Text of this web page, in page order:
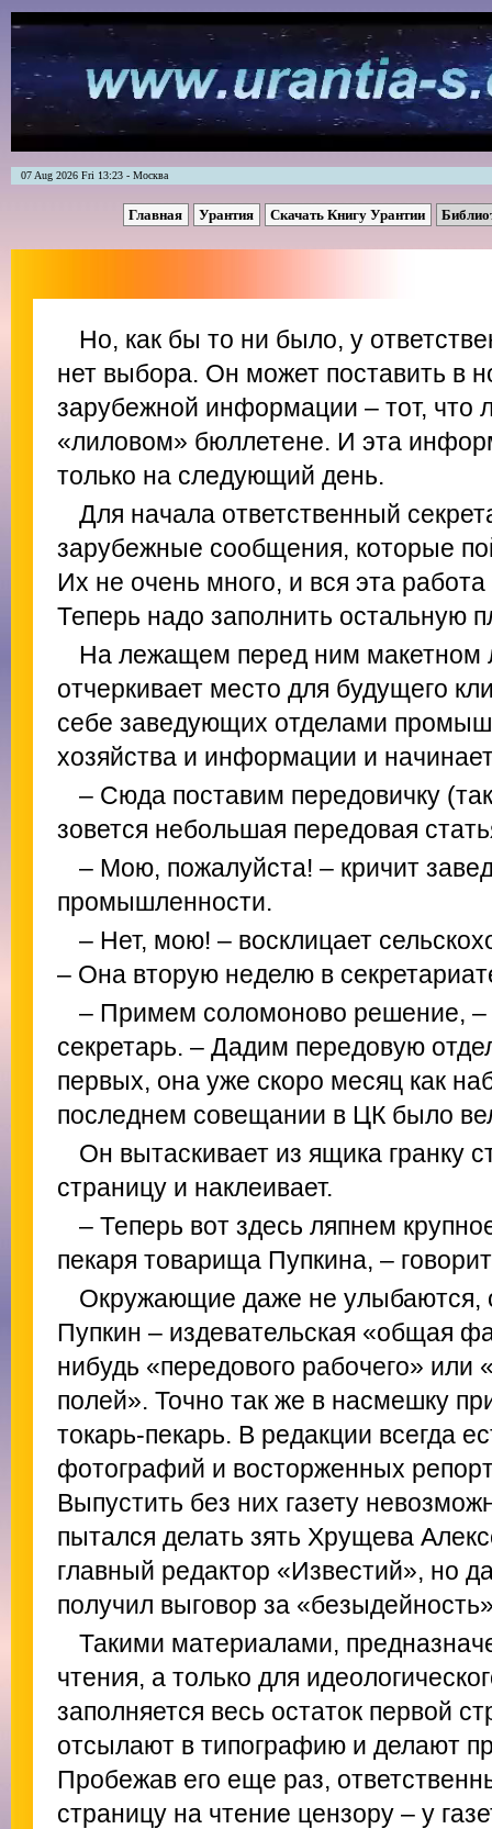
07 Aug 2026 Fri 13:23 - Москва
Главная Урантия Скачать Книгу Урантии
Но, как бы то ни было, у
нет выбора. Он может поставить в
зарубежной информации – тот, что
«лиловом» бюллетене. И эта
только на следующий день.
Для начала ответственный
зарубежные сообщения, которые
Их не очень много, и вся эта
Теперь надо заполнить остальную
На лежащем перед ним макетном
отчеркивает место для будущего
себе заведующих отделами
хозяйства и информации и
– Сюда поставим передовичку
зовется небольшая передовая
– Мою, пожалуйста! – кричит
промышленности.
– Нет, мою! – восклицает
– Она вторую неделю в
– Примем соломоново решение, –
секретарь. – Дадим передовую
первых, она уже скоро месяц как
последнем совещании в ЦК было
Он вытаскивает из ящика гранку
страницу и наклеивает.
– Теперь вот здесь ляпнем
пекаря товарища Пупкина, –
Окружающие даже не улыбаются,
Пупкин – издевательская «общая
нибудь «передового рабочего» или
полей». Точно так же в насмешку
токарь-пекарь. В редакции всегда
фотографий и восторженных
Выпустить без них газету
пытался делать зять Хрущева
главный редактор «Известий», но
получил выговор за
Такими материалами,
чтения, а только для
заполняется весь остаток первой
отсылают в типографию и делают
Пробежав его еще раз,
страницу на чтение цензору – у